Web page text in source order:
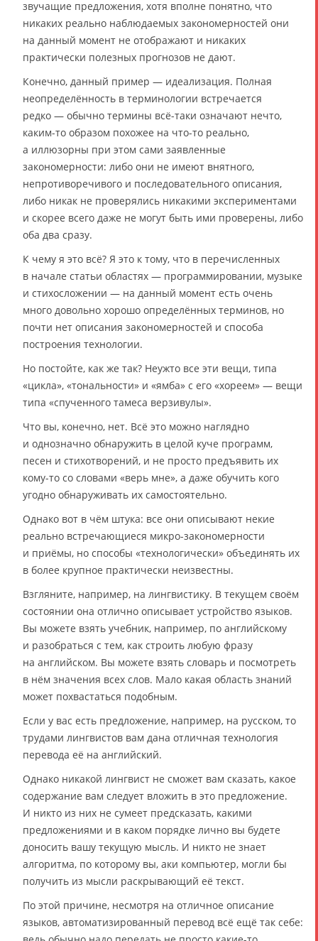
звучащие предложения, хотя вполне понятно, что
никаких реально наблюдаемых закономерностей они
на данный момент не отображают и никаких
практически полезных прогнозов не дают.
Конечно, данный пример — идеализация. Полная
неопределённость в терминологии встречается
редко — обычно термины всё-таки означают нечто,
каким-то образом похожее на что-то реально,
а иллюзорны при этом сами заявленные
закономерности: либо они не имеют внятного,
непротиворечивого и последовательного описания,
либо никак не проверялись никакими экспериментами
и скорее всего даже не могут быть ими проверены, либо
оба два сразу.
К чему я это всё? Я это к тому, что в перечисленных
в начале статьи областях — программировании, музыке
и стихосложении — на данный момент есть очень
много довольно хорошо определённых терминов, но
почти нет описания закономерностей и способа
построения технологии.
Но постойте, как же так? Неужто все эти вещи, типа
«цикла», «тональности» и «ямба» с его «хореем» — вещи
типа «спученного тамеса верзивулы».
Что вы, конечно, нет. Всё это можно наглядно
и однозначно обнаружить в целой куче программ,
песен и стихотворений, и не просто предъявить их
кому-то со словами «верь мне», а даже обучить кого
угодно обнаруживать их самостоятельно.
Однако вот в чём штука: все они описывают некие
реально встречающиеся микро-закономерности
и приёмы, но способы «технологически» объединять их
в более крупное практически неизвестны.
Взгляните, например, на лингвистику. В текущем своём
состоянии она отлично описывает устройство языков.
Вы можете взять учебник, например, по английскому
и разобраться с тем, как строить любую фразу
на английском. Вы можете взять словарь и посмотреть
в нём значения всех слов. Мало какая область знаний
может похвастаться подобным.
Если у вас есть предложение, например, на русском, то
трудами лингвистов вам дана отличная технология
перевода её на английский.
Однако никакой лингвист не сможет вам сказать, какое
содержание вам следует вложить в это предложение.
И никто из них не сумеет предсказать, какими
предложениями и в каком порядке лично вы будете
доносить вашу текущую мысль. И никто не знает
алгоритма, по которому вы, аки компьютер, могли бы
получить из мысли раскрывающий её текст.
По этой причине, несмотря на отличное описание
языков, автоматизированный перевод всё ещё так себе: